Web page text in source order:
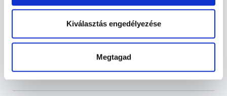
Kiválasztás engedélyezése
Megtagad
Bőrgyógyász - Bőrgyógyászat
Bőrgyógyászat TERÜLETHEZ